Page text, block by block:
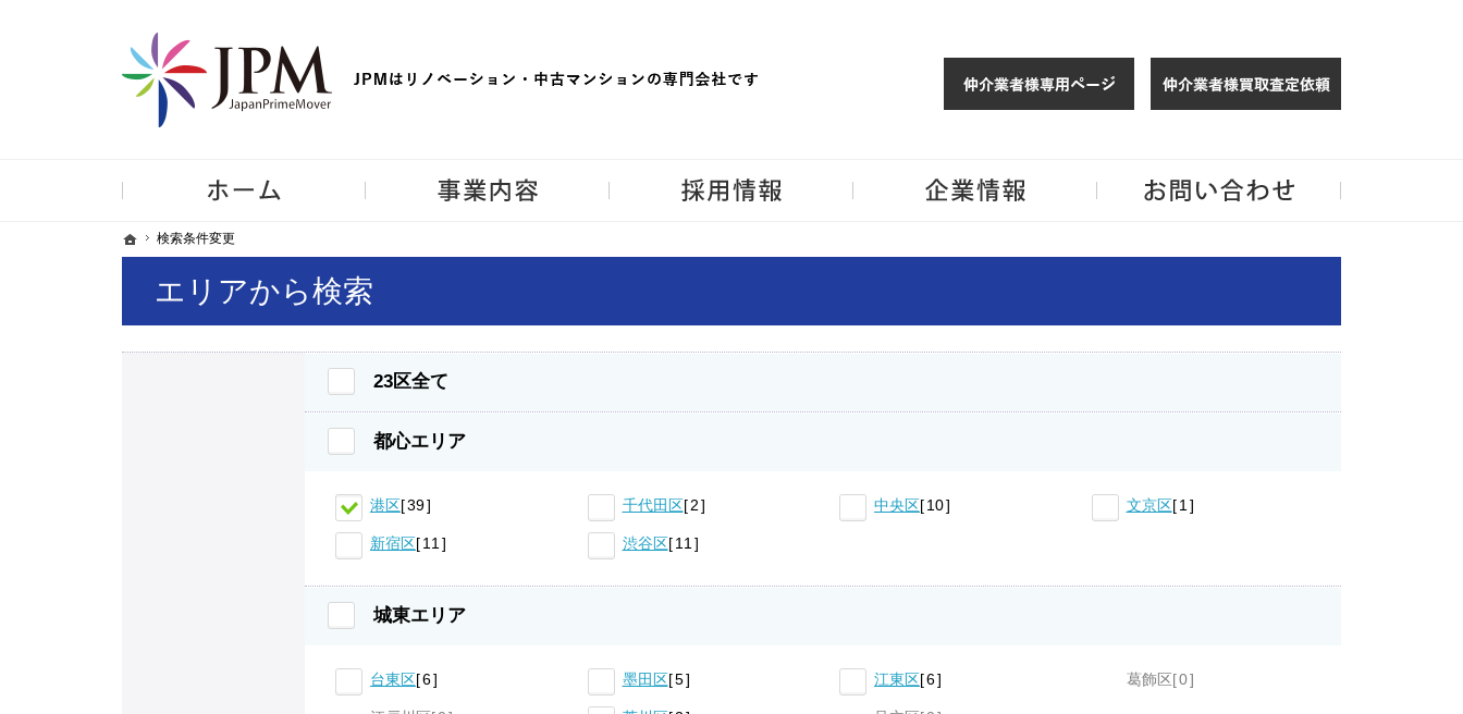
ホーム
検索条件変更
エリアから検索
23区全て
都心エリア
港区 39 千代田区 2 中央区 10 文京区 1
新宿区 11 渋谷区 11
城東エリア
台東区 6 墨田区 5 江東区 6 葛飾区 0
ホーム
検索条件変更